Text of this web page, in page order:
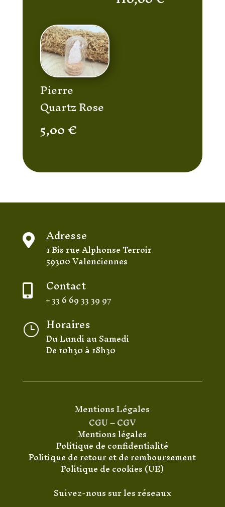
Pierre
Quartz Rose
5,00€
 Adresse
1 Bis rue Alphonse Terroir
59300 Valenciennes
 Contact
+ 33 6 69 33 39 97
} Horaires
Du Lundi au Samedi
De 10h30 à 18h30
Mentions Légales
CGU–CGV
Mentions légales
Politique de confidentialité
Politique de retour et de remboursement
Politique de cookies (UE)
Suivez-nous sur les réseaux